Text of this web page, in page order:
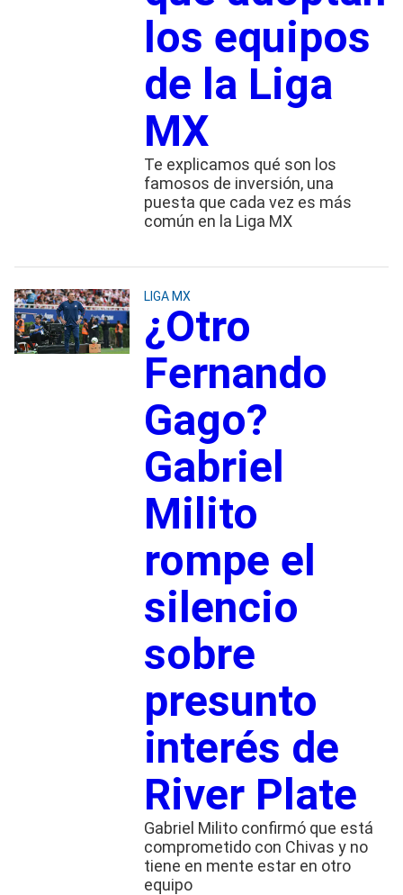
los equipos
de la Liga
MX
Te explicamos qué son los
famosos de inversión, una
puesta que cada vez es más
común en la Liga MX
LIGA MX
¿Otro
Fernando
Gago?
Gabriel
Milito
rompe el
silencio
sobre
presunto
interés de
River Plate
Gabriel Milito confirmó que está
comprometido con Chivas y no
tiene en mente estar en otro
equipo